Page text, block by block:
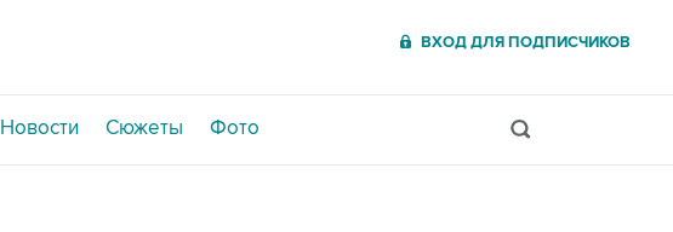
ВХОД ДЛЯ ПОДПИСЧИКОВ
Новости Сюжеты Фото